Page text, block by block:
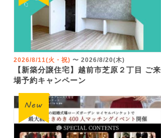
2026/8/11(火・祝) 〜 2026/8/20(木)
【新築分譲住宅】越前市芝原２丁目 ご来
場予約キャンペーン